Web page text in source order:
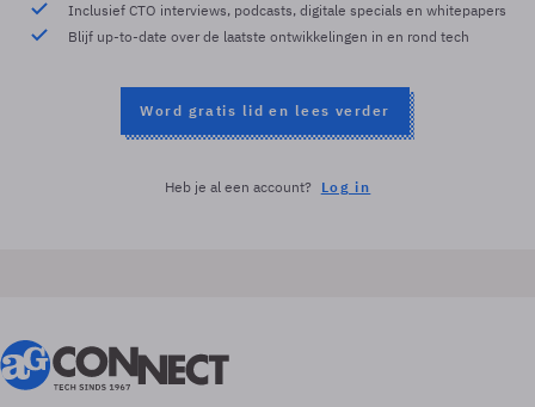
Inclusief CTO interviews, podcasts, digitale specials en whitepapers
Blijf up-to-date over de laatste ontwikkelingen in en rond tech
Word gratis lid en lees verder
Heb je al een account? Log in